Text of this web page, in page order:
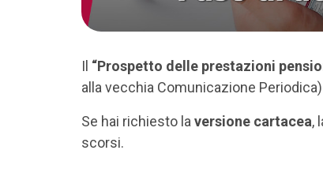
Il “Prospetto delle prestazioni
alla vecchia Comunicazione
Se hai richiesto la versione cartacea,
scorsi.